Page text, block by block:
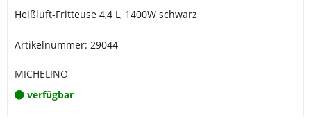
Heißluft-Fritteuse 4,4 L, 1400W schwarz
Artikelnummer: 29044
MICHELINO
verfügbar